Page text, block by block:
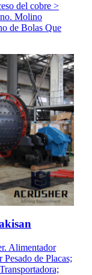
del cobre >
Molino
de Bolas Que
Alimentador
de Placas;